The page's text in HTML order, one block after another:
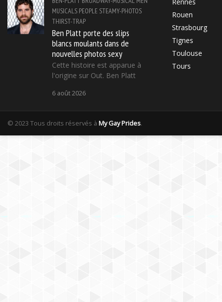
MUSICALS PEOPLE STEAMY-PHOTOS
THIRST-TRAP
Ben Platt porte des slips
blancs moulants dans de
nouvelles photos sexy
Cette histoire est apparue à
l'origine sur Out. Ben Platt
6 août 2026
Rouen
Strasbourg
Tignes
Toulouse
Tours
© 2023 Tous droits réservés à My Gay Prides.